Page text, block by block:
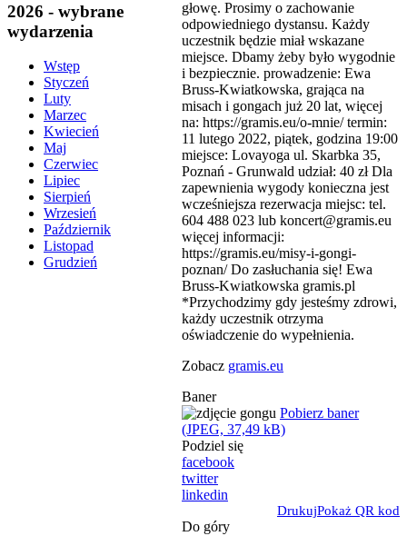
2026 - wybrane
wydarzenia
Wstęp
Styczeń
Luty
Marzec
Kwiecień
Maj
Czerwiec
Lipiec
Sierpień
Wrzesień
Październik
Listopad
Grudzień
głowę. Prosimy o zachowanie
odpowiedniego dystansu. Każdy
uczestnik będzie miał wskazane
miejsce. Dbamy żeby było wygodnie
i bezpiecznie. prowadzenie: Ewa
Bruss-Kwiatkowska, grająca na
misach i gongach już 20 lat, więcej
na: https://gramis.eu/o-mnie/ termin:
11 lutego 2022, piątek, godzina 19:00
miejsce: Lovayoga ul. Skarbka 35,
Poznań - Grunwald udział: 40 zł Dla
zapewnienia wygody konieczna jest
wcześniejsza rezerwacja miejsc: tel.
604 488 023 lub koncert@gramis.eu
więcej informacji:
https://gramis.eu/misy-i-gongi-
poznan/ Do zasłuchania się! Ewa
Bruss-Kwiatkowska gramis.pl
*Przychodzimy gdy jesteśmy zdrowi,
każdy uczestnik otrzyma
oświadczenie do wypełnienia.
Zobacz gramis.eu
Baner
Pobierz baner
(JPEG, 37,49 kB)
Podziel się
facebook
twitter
linkedin
DrukujPokaż QR kod
Do góry